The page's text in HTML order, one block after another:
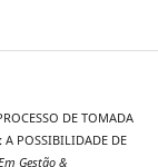
DE TOMADA
A POSSIBILIDADE DE
Gestão &